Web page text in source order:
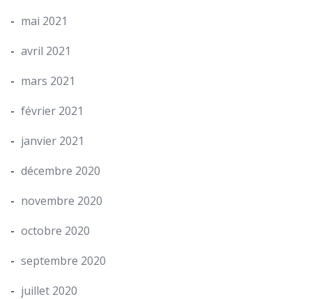
mai 2021
avril 2021
mars 2021
février 2021
janvier 2021
décembre 2020
novembre 2020
octobre 2020
septembre 2020
juillet 2020